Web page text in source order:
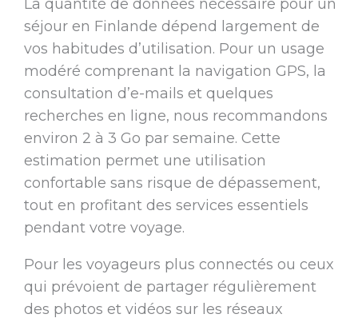
La quantité de données nécessaire pour un
séjour en Finlande dépend largement de
vos habitudes d’utilisation. Pour un usage
modéré comprenant la navigation GPS, la
consultation d’e-mails et quelques
recherches en ligne, nous recommandons
environ 2 à 3 Go par semaine. Cette
estimation permet une utilisation
confortable sans risque de dépassement,
tout en profitant des services essentiels
pendant votre voyage.
Pour les voyageurs plus connectés ou ceux
qui prévoient de partager régulièrement
des photos et vidéos sur les réseaux